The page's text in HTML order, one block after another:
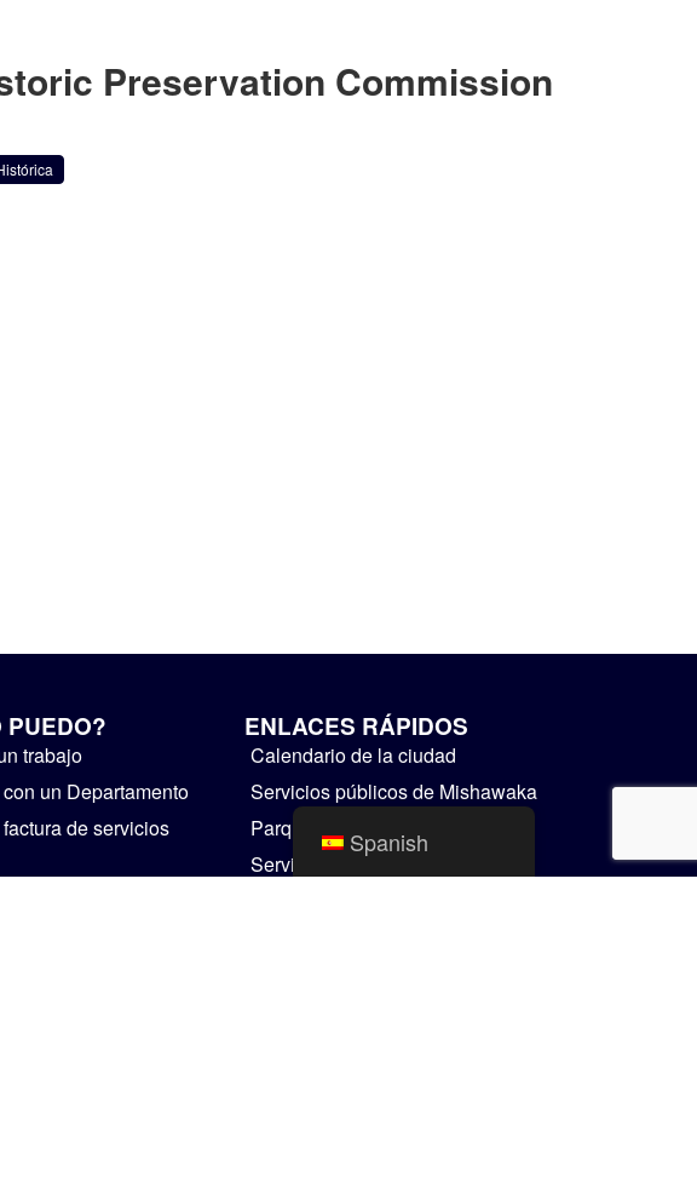
Preservation Commission
PUEDO?
trabajo
un Departamento
de servicios
ENLACES RÁPIDOS
Calendario de la ciudad
Servicios públicos de Mishawaka
Parques y Recreación
Servicios Residenciales
Spanish